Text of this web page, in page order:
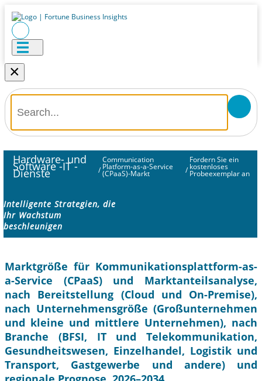
×
Hardware- und
Software -IT -
Dienste /
Communication
Platform-as-a-Service
(CPaaS)-Markt /
Fordern Sie ein
kostenloses
Probeexemplar an
Intelligente Strategien, die
Ihr Wachstum
beschleunigen
Marktgröße für Kommunikationsplattform-as-
a-Service (CPaaS) und Marktanteilsanalyse,
nach Bereitstellung (Cloud und On-Premise),
nach Unternehmensgröße (Großunternehmen
und kleine und mittlere Unternehmen), nach
Branche (BFSI, IT und Telekommunikation,
Gesundheitswesen, Einzelhandel, Logistik und
Transport, Gastgewerbe und andere) und